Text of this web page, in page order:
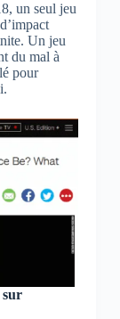
un seul jeu
Un jeu
du mal à
pour
sur